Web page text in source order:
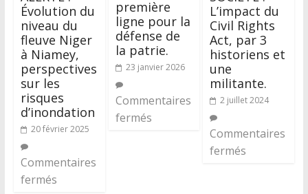
Évolution du
niveau du
fleuve Niger
à Niamey,
perspectives
sur les
risques
d’inondation
20 février 2025
Commentaires
fermés
première
ligne pour la
défense de
la patrie.
23 janvier 2026
Commentaires
fermés
L’impact du
Civil Rights
Act, par 3
historiens et
une
militante.
2 juillet 2024
Commentaires
fermés